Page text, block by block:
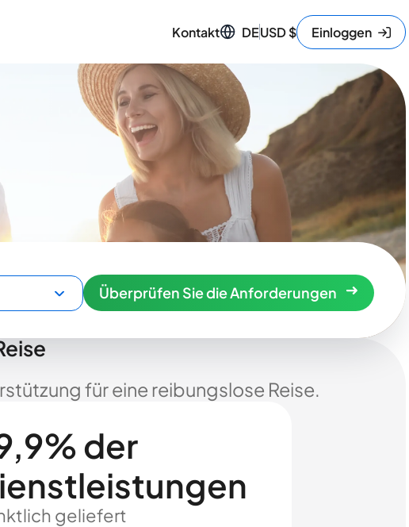
Kontakt DEUSD$ Einloggen
Überprüfen Sie die Anforderungen
für eine reibungslose Reise.
der
geliefert